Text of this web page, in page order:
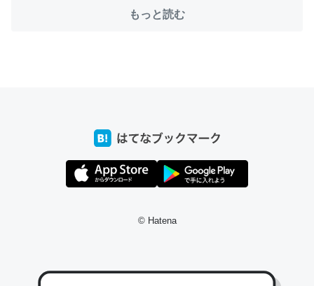
たいなのでネット環境作ったけどAlexaしか使わないので
もっと読む
© Hatena